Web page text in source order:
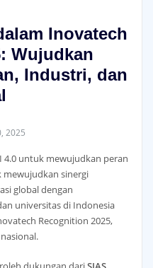
Inovatech
Wujudkan
Industri, dan
2025
4.0 untuk mewujudkan peran
sinergi
global dengan
universitas di Indonesia
Recognition 2025,